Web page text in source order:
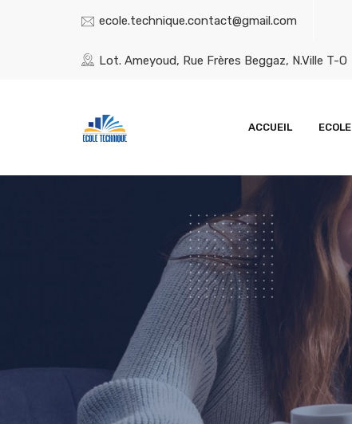
ecole.technique.contact@gmail.com
Lot. Ameyoud, Rue Frères Beggaz, N.Ville T-O
ACCUEIL ECOLE